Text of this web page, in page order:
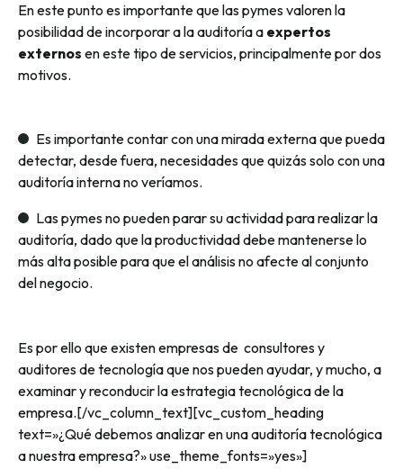
En este punto es importante que las pymes valoren la
posibilidad de incorporar a la auditoría a expertos
externos en este tipo de servicios, principalmente por dos
motivos.
Es importante contar con una mirada externa que pueda
detectar, desde fuera, necesidades que quizás solo con una
auditoría interna no veríamos.
Las pymes no pueden parar su actividad para realizar la
auditoría, dado que la productividad debe mantenerse lo
más alta posible para que el análisis no afecte al conjunto
del negocio.
Es por ello que existen empresas de consultores y
auditores de tecnología que nos pueden ayudar, y mucho, a
examinar y reconducir la estrategia tecnológica de la
empresa.[/vc_column_text][vc_custom_heading
text=»¿Qué debemos analizar en una auditoría tecnológica
a nuestra empresa?» use_theme_fonts=»yes»]